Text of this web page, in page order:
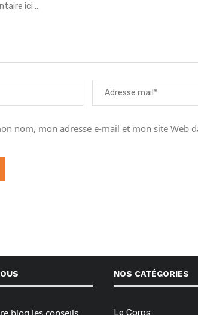
nom, mon adresse e-mail et mon site Web
blog les conseils,
NOS CATÉGORIES
Le Corps